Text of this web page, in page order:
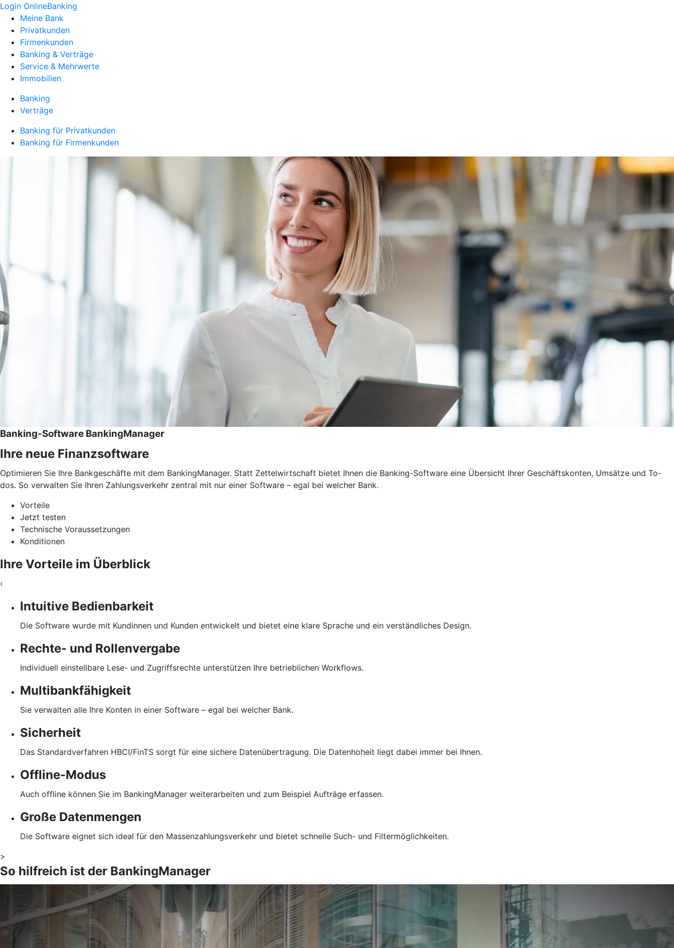
Login OnlineBanking
Meine Bank
Privatkunden
Firmenkunden
Banking & Verträge
Service & Mehrwerte
Immobilien
Banking
Verträge
Banking für Privatkunden
Banking für Firmenkunden
Banking-Software BankingManager
Ihre neue Finanzsoftware
Optimieren Sie Ihre Bankgeschäfte mit dem BankingManager. Statt Zettelwirtschaft bietet Ihnen die Banking-Software eine Übersicht Ihrer Geschäftskonten, Umsätze und To-
dos. So verwalten Sie Ihren Zahlungsverkehr zentral mit nur einer Software – egal bei welcher Bank.
Vorteile
Jetzt testen
Technische Voraussetzungen
Konditionen
Ihre Vorteile im Überblick
‹
Intuitive Bedienbarkeit
Die Software wurde mit Kundinnen und Kunden entwickelt und bietet eine klare Sprache und ein verständliches Design.
Rechte- und Rollenvergabe
Individuell einstellbare Lese- und Zugriffsrechte unterstützen Ihre betrieblichen Workflows.
Multibankfähigkeit
Sie verwalten alle Ihre Konten in einer Software – egal bei welcher Bank.
Sicherheit
Das Standardverfahren HBCI/FinTS sorgt für eine sichere Datenübertragung. Die Datenhoheit liegt dabei immer bei Ihnen.
Offline-Modus
Auch offline können Sie im BankingManager weiterarbeiten und zum Beispiel Aufträge erfassen.
Große Datenmengen
Die Software eignet sich ideal für den Massenzahlungsverkehr und bietet schnelle Such- und Filtermöglichkeiten.
>
So hilfreich ist der BankingManager